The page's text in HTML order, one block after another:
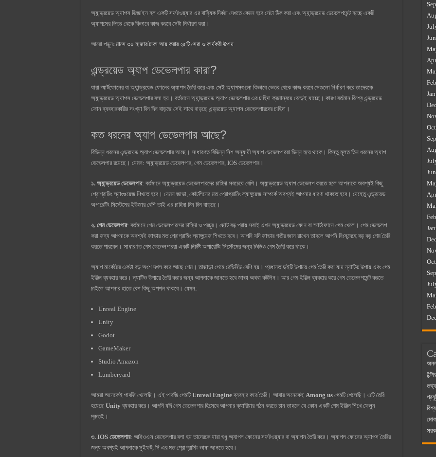
অ্যান্ড্রয়েড অ্যাপস ডিজাইন হল একটি সফটওয়্যার এর বাহ্যিক দিকটা দেখতে কেমন হবে সেটা ঠিক করা এবং অ্যান্ড্রয়েড ডেভেলপমেন্ট হচ্ছে একটি
অ্যাপসের ভিতর থেকে কিভাবে কাজ করবে সেটা নির্ধারণ করা।
আরো পড়ুনঃ মাসে ৩০ হাজার টাকা আয় করার ২৫টি সেরা ও কার্যকরী উপায়
এন্ড্রয়েড অ্যাপ ডেভেলপার কারা?
যারা স্মার্টফোনের বা অ্যান্ড্রয়েড ফোনের অ্যাপস তৈরি করে এবং সেই অ্যাপসগুলো কিভাবে ভেতর থেকে কাজ করবে সেগুলো নির্ধারণ করে তাদেরকে
অ্যান্ড্রয়েড অ্যাপস ডেভেলপার বলা হয়। বর্তমানে অ্যান্ড্রয়েড অ্যাপ ডেভেলপার এর চাহিদা ক্রমান্বয়ে বেড়েই যাচ্ছে। কারণ বর্তমান বিশ্বে এন্ড্রয়েড
ফোন ব্যবহারকারীর সংখ্যা দিন দিন বাড়ছে সেই সাথে বাড়ছে এন্ড্রয়েড অ্যাপস ডেভেলপারদের চাহিদা।
কত ধরনের অ্যাপ ডেভেলপার আছে?
বিভিন্ন ধরনের এন্ড্রয়েড অ্যাপ ডেভেলপার আছে। সাধারণত বিভিন্ন নিশ অনুযায়ী অ্যাপ ডেভেলপাররা ভিন্ন হয়ে থাকে। কিন্তু মূলত তিন ধরনের অ্যাপ
ডেভেলপার রয়েছে। যেমন: অ্যান্ড্রয়েড ডেভেলপার, গেম ডেভেলপার, IOS ডেভেলপার।
১. অ্যান্ড্রয়েড ডেভেলপার: বর্তমানে অ্যান্ড্রয়েড ডেভেলপারদের চাহিদা সবচেয়ে বেশি। অ্যান্ড্রয়েড অ্যাপ ডেভেলপ করতে হলে আপনাকে অবশ্যই কিছু
প্রোগ্রামিং ল্যাংগুয়েজ শিখতে হবে। যেমন জাভা, কোটলিনের মত প্রোগ্রামিং ল্যাঙ্গুয়েজ সম্পর্কে অবশ্যই আপনার ধারণা থাকতে হবে। যেহেতু এন্ড্রয়েড
অপারেটিং সিস্টেমের ইউজার বেশি তাই এর চাহিদা দিন দিন বাড়ছে।
২. গেম ডেভেলপার: বর্তমানে গেম ডেভেলপারদের চাহিদা ও প্রচুর। ছোট বড় প্রায় সবাই এখন অ্যান্ড্রয়েড ফোন বা স্মার্টফোনে গেম খেলে। গেম ডেভেলপ
করা জন্য আপনাকে অবশ্যই জাভার মত প্রোগ্রামিং ল্যাঙ্গুয়েজ শিখতে হবে। আপনি যদি জাভার গভীর জ্ঞান রাখেন তাহলে আপনি নিঃসন্দেহে বড় বড় গেম তৈরি
করতে পারবেন। সাধারণত গেম ডেভেলপাররা একটি নির্দিষ্ট অপারেটিং সিস্টেমের জন্য ভিডিও গেম তৈরি করে থাকে।
অ্যাপ মার্কেটের একটা বড় অংশ দখল করে আছে গেম। তাছাড়া গেমে রেভিনিউ বেশি হয়। প্রধানত দুইটি উপায়ে গেম তৈরি করা যায় ন্যাটিভ উপায় এবং গেম
ইঞ্জিন ব্যবহার করে। ন্যাটিভ উপায়ে তৈরি করার জন্য আপনাকে জানতে হবে জাভা অথবা কটলিন। আর গেম ইঞ্জিন ব্যবহার করে গেম ডেভেলপমেন্ট করতে
চাইলে আপনার হাতে বেশ কিছু অপশন থাকবে। যেমন:
Unreal Engine
Unity
Godot
GameMaker
Studio Amazon
Lumberyard
আমরা অনেকেই পাবজি খেলেছি। এই পাবজি গেমটি Unreal Engine ব্যবহার করে তৈরি। আবার অনেকেই Among us গেমটি খেলেছি। এটি তৈরি
হয়েছে Unity ব্যবহার করে। আপনি যদি গেম ডেভেলপার হিসেবে আপনার ক্যারিয়ার গঠন করতে চান তাহলে যে কোন একটি গেম ইঞ্জিন শিখে ফেলুন
দ্রুতই।
৩. IOS ডেভেলপার: আইওএস ডেভেলপার বলা হয় তাদেরকে যারা শুধু অ্যাপল ফোনের সফটওয়্যার বা অ্যাপস তৈরি করে। অ্যাপল ফোনের অ্যাপস তৈরির
জন্য অবশ্যই আপনাকে সুইফট, সি এর মত প্রোগ্রামিং ভাষা জানতে হবে।
তথ্য
বিশ্ব